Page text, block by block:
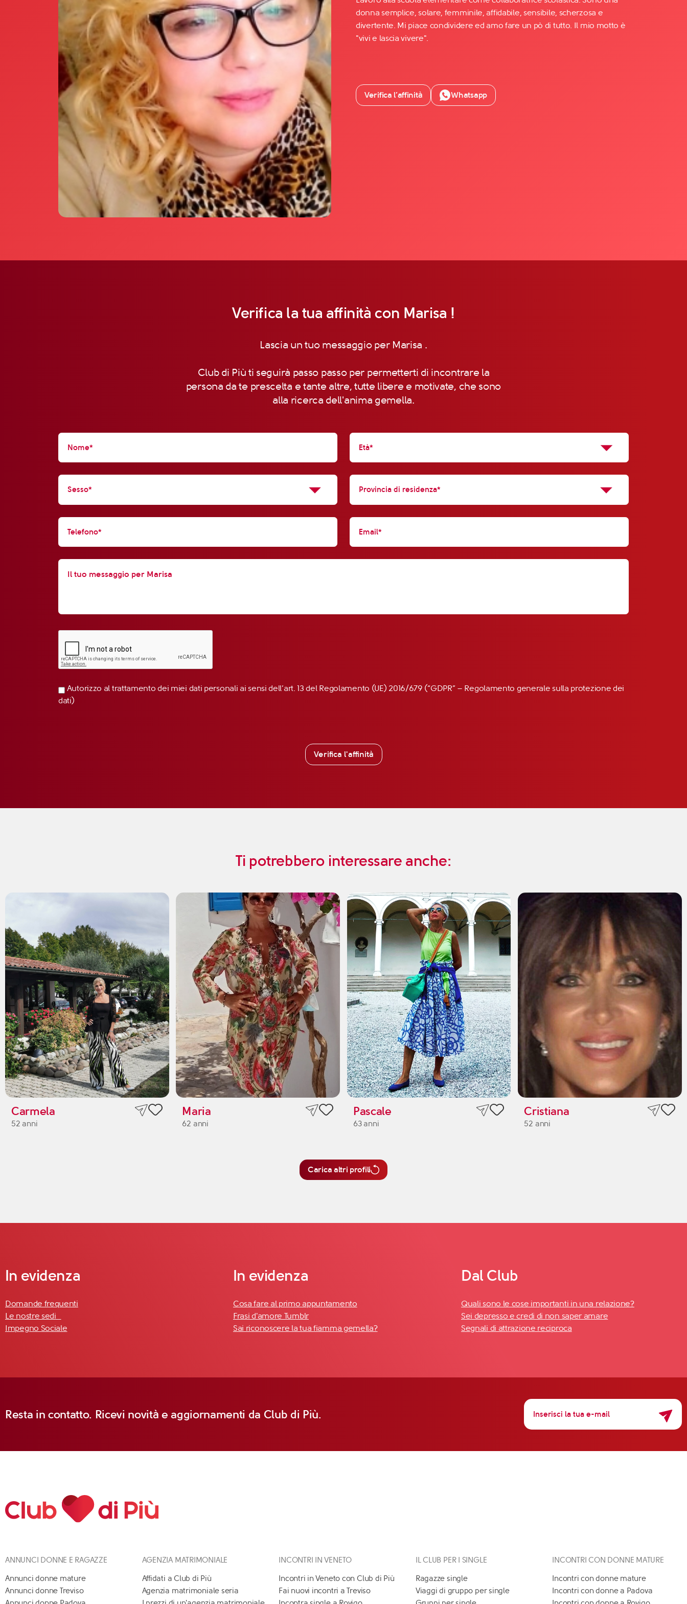
Facebook
TikTok
donna semplice, solare, femminile, affidabile, sensibile, scherzosa e
divertente. Mi piace condividere ed amo fare un pò di tutto. Il mio motto è
"vivi e lascia vivere".
Verifica l’affinità Whatsapp
Verifica la tua affinità con Marisa !
Lascia un tuo messaggio per Marisa .
Club di Più ti seguirà passo passo per permetterti di incontrare la
persona da te prescelta e tante altre, tutte libere e motivate, che sono
alla ricerca dell'anima gemella.
Autorizzo al trattamento dei miei dati personali ai sensi dell’art. 13 del Regolamento (UE) 2016/679 (“GDPR” – Regolamento generale sulla protezione dei
dati)
Verifica l'affinità
Ti potrebbero interessare anche:
Carmela
52 anni
Maria
62 anni
Pascale
63 anni
Cristiana
52 anni
Carica altri profili
In evidenza
Domande frequenti
Le nostre sedi
Impegno Sociale
In evidenza
Cosa fare al primo appuntamento
Frasi d'amore Tumblr
Sai riconoscere la tua fiamma gemella?
Dal Club
Quali sono le cose importanti in una relazione?
Sei depresso e credi di non saper amare
Segnali di attrazione reciproca
Resta in contatto. Ricevi novità e aggiornamenti da Club di Più.
ANNUNCI DONNE E RAGAZZE
Annunci donne mature
Annunci donne Treviso
AGENZIA MATRIMONIALE
Affidati a Club di Più
Agenzia matrimoniale seria
INCONTRI IN VENETO
Incontri in Veneto con Club di Più
Fai nuovi incontri a Treviso
IL CLUB PER I SINGLE
Ragazze single
Viaggi di gruppo per single
INCONTRI CON DONNE MATURE
Incontri con donne mature
Incontri con donne a Padova